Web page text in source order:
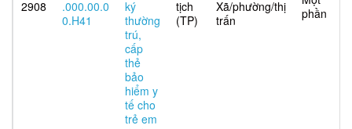
2908
.000.00.0
0.H41
ký
thường
trú,
cấp
thẻ
bảo
hiểm y
tế cho
trẻ em
tịch
(TP)
Xã/phường/thị
trấn
phần